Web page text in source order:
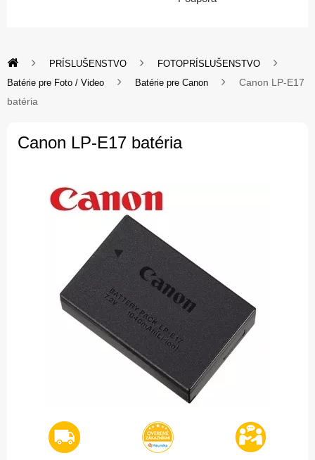
PRÍSLUŠENSTVO
FOTOPRÍSLUŠENSTVO
Batérie pre Foto / Video
Batérie pre Canon
Canon LP-E17
batéria
Canon LP-E17 batéria